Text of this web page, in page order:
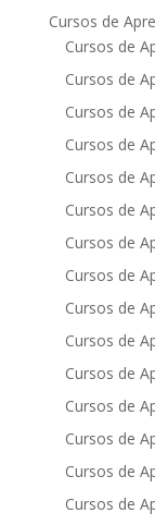
Cursos de
Cursos de
Cursos de
Cursos de
Cursos de
Cursos de
Cursos de
Cursos de
Cursos de
Cursos de
Cursos de
Cursos de
Cursos de
Cursos de
Cursos de
Cursos de